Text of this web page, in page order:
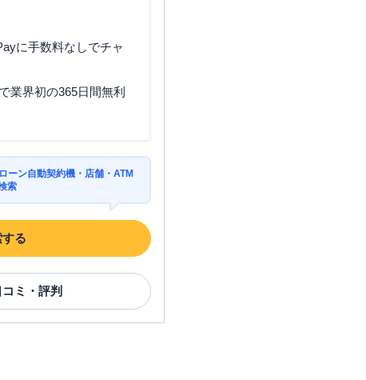
に手数料なしでチャ
業界初の365日間無利
ーン自動契約機・店舗・ATM
索
る
ミ・評判